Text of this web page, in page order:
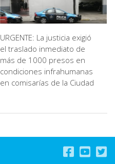
URGENTE: La justicia exigió
el traslado inmediato de
más de 1000 presos en
condiciones infrahumanas
en comisarías de la Ciudad